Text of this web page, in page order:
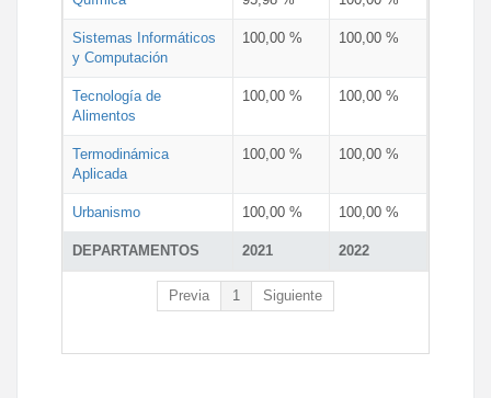
DEPARTAMENTOS 2021 2022
Sistemas Informáticos
y Computación
100,00 % 100,00 %
Tecnología de
Alimentos
100,00 % 100,00 %
Termodinámica
Aplicada
100,00 % 100,00 %
Urbanismo 100,00 % 100,00 %
Previa 1 Siguiente